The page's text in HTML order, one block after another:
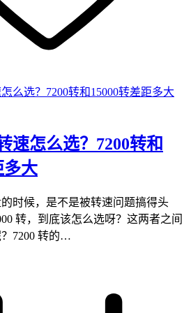
速怎么选？7200转和
多大
时候，是不是被转速问题搞得头
转，到底该怎么选呀？这两者之间
7200 转的…